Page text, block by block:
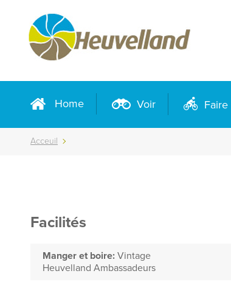
Home Voir Faire
Acceuil
Facilités
Manger et boire: Vintage
Heuvelland Ambassadeurs